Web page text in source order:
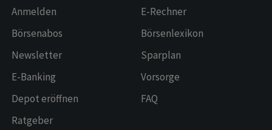
Anmelden
Börsenabos
Newsletter
E-Banking
Depot eröffnen
Ratgeber
E-Rechner
Börsenlexikon
Sparplan
Vorsorge
FAQ